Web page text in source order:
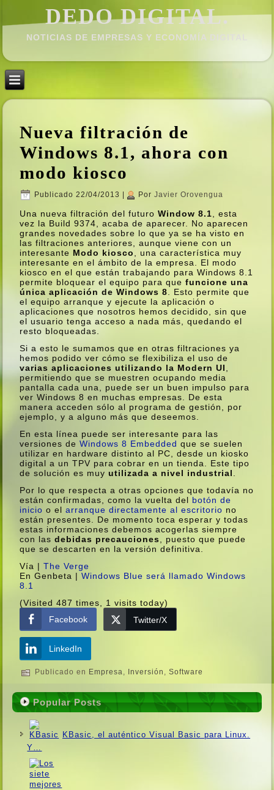
DEDO DIGITAL.
NOTICIAS DE EMPRESAS Y ECONOMÍ­A DIGITAL
Nueva filtración de
Windows 8.1, ahora con
modo kiosco
Publicado 22/04/2013 Por Javier Orovengua
Una nueva filtración del futuro Window 8.1 , esta
vez la Build 9374, acaba de aparecer. No aparecen
grandes novedades sobre lo que ya se ha visto en
las filtraciones anteriores, aunque viene con un
interesante Modo kiosco
, una caracterí­stica muy
interesante en el ámbito de la empresa. El modo
kiosco en el que están trabajando para Windows 8.1
permite bloquear el equipo para quefuncione una
única aplicación de Windows 8 . Esto permite que
el equipo arranque y ejecute la aplicación o
aplicaciones que nosotros hemos decidido, sin que
el usuario tenga acceso a nada más, quedando el
resto bloqueadas.
Si a esto le sumamos que en otras filtraciones ya
hemos podido ver cómo se flexibiliza el uso de
varias aplicaciones utilizando la Modern UI
permitiendo que se muestren ocupando media
pantalla cada una, puede ser un buen impulso para
ver Windows 8 en muchas empresas. De esta
manera acceden sólo al programa de gestión, por
ejemplo, y a alguno más que deseemos.
En esta lí­nea puede ser interesante para las
versiones deWindows 8 Embedded que se suelen
utilizar en hardware distinto al PC, desde un kiosko
digital a un TPV para cobrar en un tienda. Este tipo
de solución es muyutilizada a nivel industrial
Por lo que respecta a otras opciones que todaví­a no
están confirmadas, como la vuelta del botón de
inicio o elarranque directamente al escritorio no
están presentes. De momento toca esperar y todas
estas informaciones debemos acogerlas siempre
con lasdebidas precauciones , puesto que puede
que se descarten en la versión definitiva.
Ví­a |The Verge
En Genbeta |Windows Blue será llamado Windows
8.1
(Visited 487 times, 1 visits today)
Facebook
Twitter/X
LinkedIn
Publicado en Empresa, Inversión ,Software
Popular Posts
KBasic, el auténtico Visual Basic para Linux.
Y…